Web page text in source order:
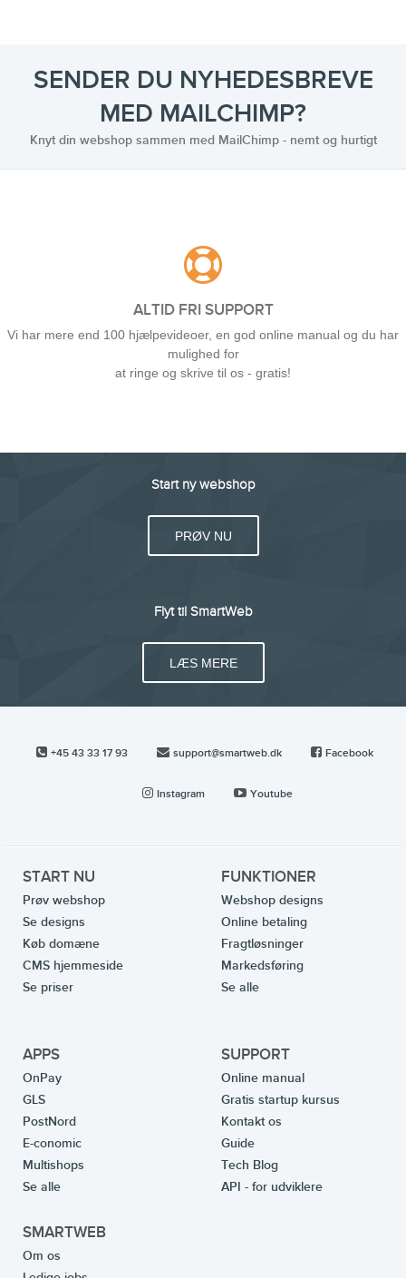
SENDER DU NYHEDESBREVE
MED MAILCHIMP?
Knyt din webshop sammen med MailChimp - nemt og hurtigt
ALTID FRI SUPPORT
Vi har mere end 100 hjælpevideoer, en god online manual og du har
mulighed for
at ringe og skrive til os - gratis!
Start ny webshop
PRØV NU
Flyt til SmartWeb
LÆS MERE
+45 43 33 17 93 support@smartweb.dk Facebook
Instagram Youtube
START NU
Prøv webshop
Se designs
Køb domæne
CMS hjemmeside
Se priser
FUNKTIONER
Webshop designs
Online betaling
Fragtløsninger
Markedsføring
Se alle
APPS
OnPay
GLS
PostNord
E-conomic
Multishops
Se alle
SUPPORT
Online manual
Gratis startup kursus
Kontakt os
Guide
Tech Blog
API - for udviklere
SMARTWEB
Om os